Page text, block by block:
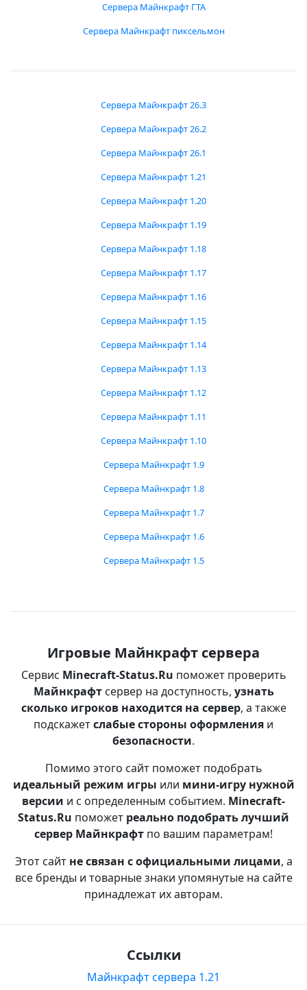
Сервера Майнкрафт ГТА
Сервера Майнкрафт пиксельмон
Сервера Майнкрафт 26.3
Сервера Майнкрафт 26.2
Сервера Майнкрафт 26.1
Сервера Майнкрафт 1.21
Сервера Майнкрафт 1.20
Сервера Майнкрафт 1.19
Сервера Майнкрафт 1.18
Сервера Майнкрафт 1.17
Сервера Майнкрафт 1.16
Сервера Майнкрафт 1.15
Сервера Майнкрафт 1.14
Сервера Майнкрафт 1.13
Сервера Майнкрафт 1.12
Сервера Майнкрафт 1.11
Сервера Майнкрафт 1.10
Сервера Майнкрафт 1.9
Сервера Майнкрафт 1.8
Сервера Майнкрафт 1.7
Сервера Майнкрафт 1.6
Сервера Майнкрафт 1.5
Игровые Майнкрафт сервера
Сервис Minecraft-Status.Ru поможет проверить
Майнкрафтсервер на доступность, узнать
сколько игроков находится на сервер, а также
подскажетслабые стороны оформления и
безопасности.
Помимо этого сайт поможет подобрать
идеальный режим игры или мини-игру нужной
версии и с определенным событием. Minecraft-
Status.Ru поможет реально подобрать лучший
сервер Майнкрафт по вашим параметрам!
Этот сайт не связан с официальными лицами, а
все бренды и товарные знаки упомянутые на сайте
принадлежат их авторам.
Ссылки
Майнкрафт сервера 1.21